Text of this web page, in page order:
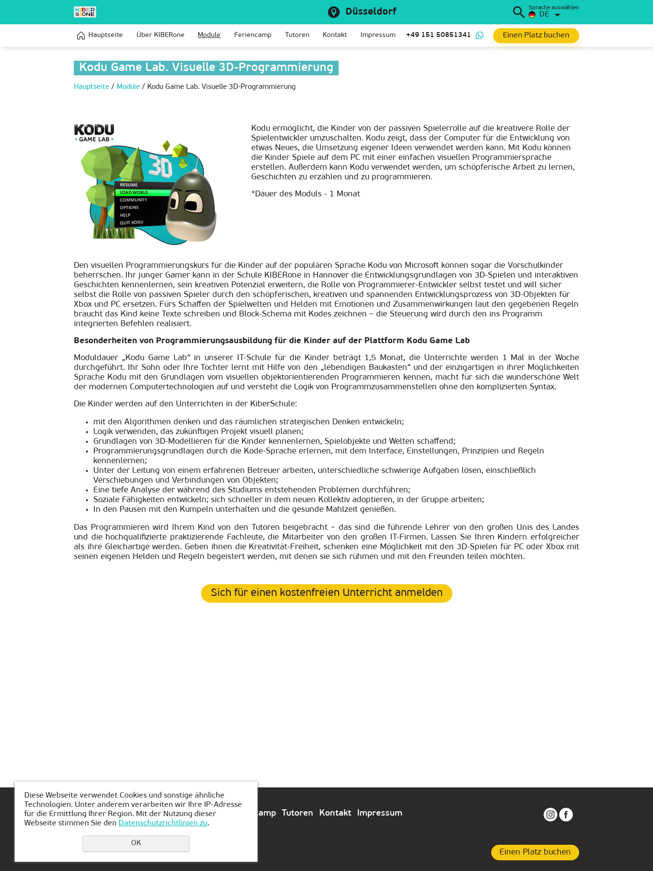
Düsseldorf Sprache auswählen
DE
Hauptseite Über KIBERone Module Feriencamp Tutoren Kontakt Impressum +49 151 50851341 Einen Platz buchen
Kodu Game Lab. Visuelle 3D-Programmierung
Hauptseite / Module / Kodu Game Lab. Visuelle 3D-Programmierung
Kodu ermöglicht, die Kinder von der passiven Spielerrolle auf die kreativere Rolle der
Spielentwickler umzuschalten. Kodu zeigt, dass der Computer für die Entwicklung von
etwas Neues, die Umsetzung eigener Ideen verwendet werden kann. Mit Kodu können
die Kinder Spiele auf dem PC mit einer einfachen visuellen Programmiersprache
erstellen. Außerdem kann Kodu verwendet werden, um schöpferische Arbeit zu lernen,
Geschichten zu erzählen und zu programmieren.
*Dauer des Moduls - 1 Monat
Den visuellen Programmierungskurs für die Kinder auf der populären Sprache Kodu von Microsoft können sogar die Vorschulkinder
beherrschen. Ihr junger Gamer kann in der Schule KIBERone in Hannover die Entwicklungsgrundlagen von 3D-Spielen und interaktiven
Geschichten kennenlernen, sein kreativen Potenzial erweitern, die Rolle von Programmierer-Entwickler selbst testet und will sicher
selbst die Rolle von passiven Spieler durch den schöpferischen, kreativen und spannenden Entwicklungsprozess von 3D-Objekten für
Xbox und PC ersetzen. Fürs Schaffen der Spielwelten und Helden mit Emotionen und Zusammenwirkungen laut den gegebenen Regeln
braucht das Kind keine Texte schreiben und Block-Schema mit Kodes zeichnen – die Steuerung wird durch den ins Programm
integrierten Befehlen realisiert.
Besonderheiten von Programmierungsausbildung für die Kinder auf der Plattform Kodu Game Lab
Moduldauer „Kodu Game Lab“ in unserer IT-Schule für die Kinder beträgt 1,5 Monat, die Unterrichte werden 1 Mal in der Woche
durchgeführt. Ihr Sohn oder Ihre Tochter lernt mit Hilfe von den „lebendigen Baukasten“ und der einzigartigen in ihrer Möglichkeiten
Sprache Kodu mit den Grundlagen vom visuellen objektorientierenden Programmieren kennen, macht für sich die wunderschöne Welt
der modernen Computertechnologien auf und versteht die Logik von Programmzusammenstellen ohne den komplizierten Syntax.
Die Kinder werden auf den Unterrichten in der KiberSchule:
mit den Algorithmen denken und das räumlichen strategischen Denken entwickeln;
Logik verwenden, das zukünftigen Projekt visuell planen;
Grundlagen von 3D-Modellieren für die Kinder kennenlernen, Spielobjekte und Welten schaffend;
Programmierungsgrundlagen durch die Kode-Sprache erlernen, mit dem Interface, Einstellungen, Prinzipien und Regeln
kennenlernen;
Unter der Leitung von einem erfahrenen Betreuer arbeiten, unterschiedliche schwierige Aufgaben lösen, einschließlich
Verschiebungen und Verbindungen von Objekten;
Eine tiefe Analyse der während des Studiums entstehenden Problemen durchführen;
Soziale Fähigkeiten entwickeln; sich schneller in dem neuen Kollektiv adoptieren, in der Gruppe arbeiten;
In den Pausen mit den Kumpeln unterhalten und die gesunde Mahlzeit genießen.
Das Programmieren wird Ihrem Kind von den Tutoren beigebracht – das sind die führende Lehrer von den großen Unis des Landes
und die hochqualifizierte praktizierende Fachleute, die Mitarbeiter von den großen IT-Firmen. Lassen Sie Ihren Kindern erfolgreicher
als ihre Gleichartige werden. Geben ihnen die Kreativität-Freiheit, schenken eine Möglichkeit mit den 3D-Spielen für PC oder Xbox mit
seinen eigenen Helden und Regeln begeistert werden, mit denen sie sich rühmen und mit den Freunden teilen möchten.
Sich für einen kostenfreien Unterricht anmelden
Hauptseite Über KIBERone Module Feriencamp Tutoren Kontakt Impressum
Einen Platz buchen
Diese Webseite verwendet Cookies und sonstige ähnliche
Technologien. Unter anderem verarbeiten wir Ihre IP-Adresse
für die Ermittlung Ihrer Region. Mit der Nutzung dieser
Webseite stimmen Sie den Datenschutzrichtlinien zu.
OK